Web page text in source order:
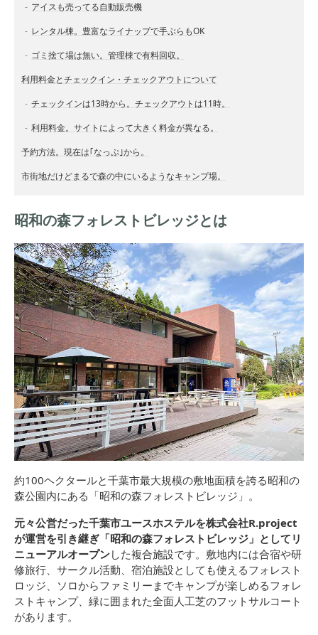
アイスも売ってる自動販売機
レンタル棟。豊富なライナップで手ぶらもOK
ゴミ捨て場は無い。管理棟で有料回収。
利用料金とチェックイン・チェックアウトについて
チェックインは13時から。チェックアウトは11時。
利用料金。サイトによって大きく料金が異なる。
予約方法。現在は｢なっぷ｣から。
市街地だけどまるで森の中にいるようなキャンプ場。
昭和の森フォレストビレッジとは
約100ヘクタールと千葉市最大規模の敷地面積を誇る昭和の
森公園内にある「昭和の森フォレストビレッジ」。
元々公営だった千葉市ユースホステルを株式会社R.project
が運営を引き継ぎ「昭和の森フォレストビレッジ」としてリ
ニューアルオープンした複合施設です。敷地内には合宿や研
修旅行、サークル活動、宿泊施設としても使えるフォレスト
ロッジ、ソロからファミリーまでキャンプが楽しめるフォレ
ストキャンプ、緑に囲まれた全面人工芝のフットサルコート
があります。